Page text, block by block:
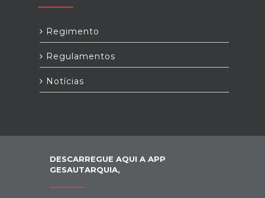
Regimento
Regulamentos
Notícias
DESCARREGUE AQUI A APP
GESAUTARQUIA,